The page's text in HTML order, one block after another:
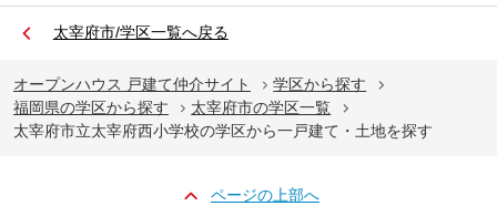
太宰府市/学区一覧へ戻る
オープンハウス 戸建て仲介サイト
学区から探す
福岡県の学区から探す
太宰府市の学区一覧
太宰府市立太宰府西小学校の学区から一戸建て・土地を探す
ページの上部へ